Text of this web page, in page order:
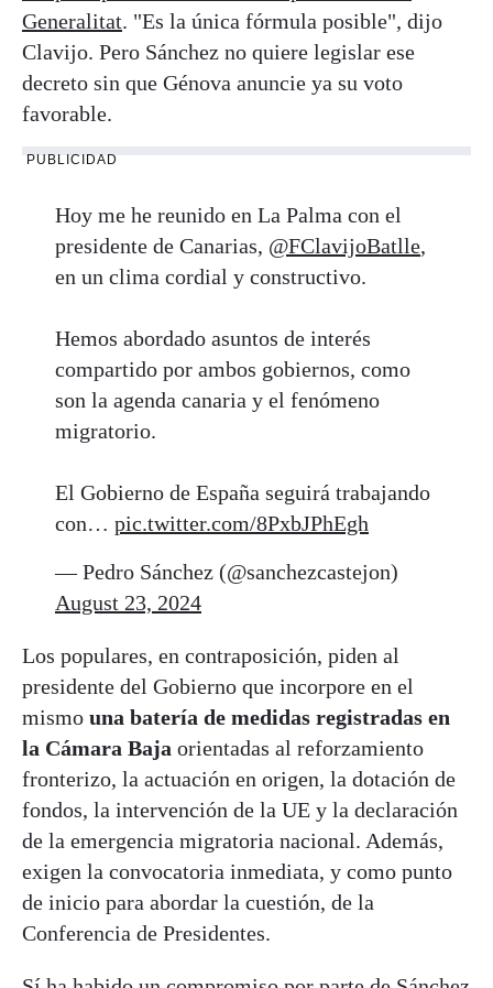
Generalitat. "Es la única fórmula posible", dijo
Clavijo. Pero Sánchez no quiere legislar ese
decreto sin que Génova anuncie ya su voto
favorable.
PUBLICIDAD
Hoy me he reunido en La Palma con el
presidente de Canarias, @FClavijoBatlle,
en un clima cordial y constructivo.
Hemos abordado asuntos de interés
compartido por ambos gobiernos, como
son la agenda canaria y el fenómeno
migratorio.
El Gobierno de España seguirá trabajando
con… pic.twitter.com/8PxbJPhEgh
— Pedro Sánchez (@sanchezcastejon)
August 23, 2024
Los populares, en contraposición, piden al
presidente del Gobierno que incorpore en el
mismo una batería de medidas registradas en
la Cámara Baja orientadas al reforzamiento
fronterizo, la actuación en origen, la dotación de
fondos, la intervención de la UE y la declaración
de la emergencia migratoria nacional. Además,
exigen la convocatoria inmediata, y como punto
de inicio para abordar la cuestión, de la
Conferencia de Presidentes.